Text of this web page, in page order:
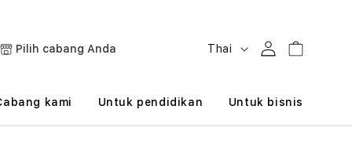
Pilih cabang Anda
B
h
Thai MasukKeranjang
kami Untuk pendidikan Untuk bisnis